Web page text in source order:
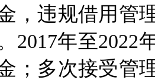
，违规借用管
2017年至2022
；多次接受管